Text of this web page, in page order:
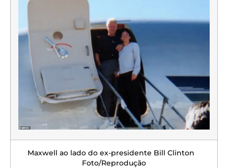
Maxwell ao lado do ex-presidente Bill Clinton
Foto/Reprodução